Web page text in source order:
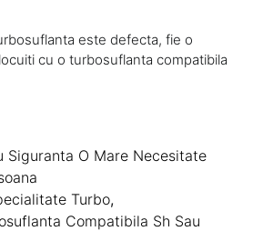
este defecta, fie o
cu o turbosuflanta compatibila
Siguranta O Mare Necesitate
Turbo,
Compatibila Sh Sau